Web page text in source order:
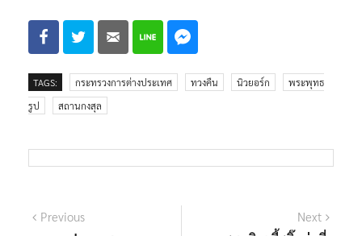
TAGS: กระทรวงการต่างประเทศ ทวงคืน นิวยอร์ก
พระพุทธ
รูป
สถานกงสุล
แนะแนว
PreviousPrevious
Next